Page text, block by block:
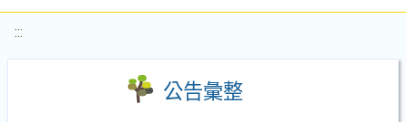
:::
公告彙整